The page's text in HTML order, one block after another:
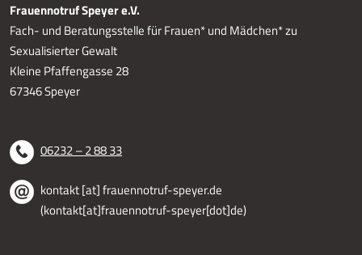
Frauennotruf Speyer e.V.
Fach- und Beratungsstelle für Frauen* und Mädchen* zu
Sexualisierter Gewalt
Kleine Pfaffengasse 28
67346 Speyer
06232 – 2 88 33
kontakt[at]frauennotruf-speyer.de
(kontakt[at]frauennotruf-speyer[dot]de)